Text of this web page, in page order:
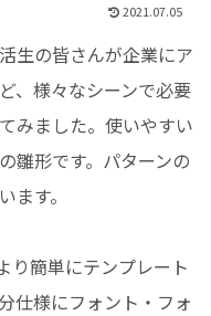
2021.07.05
生の皆さんが企業にア
、様々なシーンで必要
みました。使いやすい
雛形です。パターンの
す。
り簡単にテンプレート
仕様にフォント・フォ